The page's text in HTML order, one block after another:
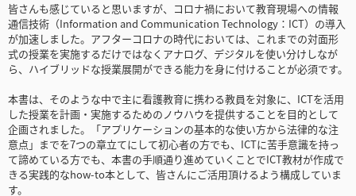
皆さんも感じていると思いますが、コロナ禍において教育現場への情報
通信技術（Information and Communication Technology：ICT）の導入
が加速しました。アフターコロナの時代においては、これまでの対面形
式の授業を実施するだけではなくアナログ、デジタルを使い分けしなが
ら、ハイブリッドな授業展開ができる能力を身に付けることが必須です。
本書は、そのような中で主に看護教育に携わる教員を対象に、ICTを活用
した授業を計画・実施するためのノウハウを提供することを目的として
企画されました。「アプリケーションの基本的な使い方から法律的な注
意点」までを7つの章立てにして初心者の方でも、ICTに苦手意識を持っ
て諦めている方でも、本書の手順通り進めていくことでICT教材が作成で
きる実践的なhow-to本として、皆さんにご活用頂けるよう構成していま
す。